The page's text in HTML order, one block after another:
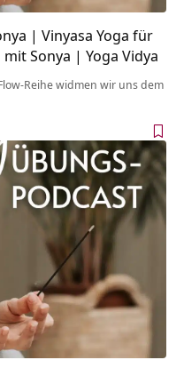
| Vinyasa Yoga für
Sonya | Yoga Vidya
Reihe widmen wir uns dem